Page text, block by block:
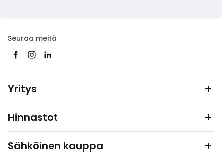
Seuraa meitä
Yritys
Hinnastot
Sähköinen kauppa